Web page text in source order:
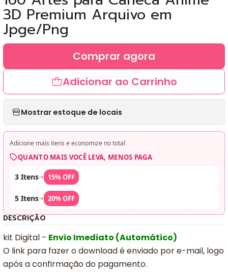
3D Premium Arquivo em
Jpge/Png
Adicionar ao Carrinho
Comprar agora
Mostrar estoque de locais
Adicione mais itens e economize no total
QUANTO MAIS VOCÊ LEVA, MENOS PAGA
3 Itens➜ 15% OFF
5 Itens➜ 20% OFF
DESCRIÇÃO
kit Digital - Envio Imediato (Automático)
O link para fazer o download é enviado por e-mail, logo
após a confirmação do pagamento.